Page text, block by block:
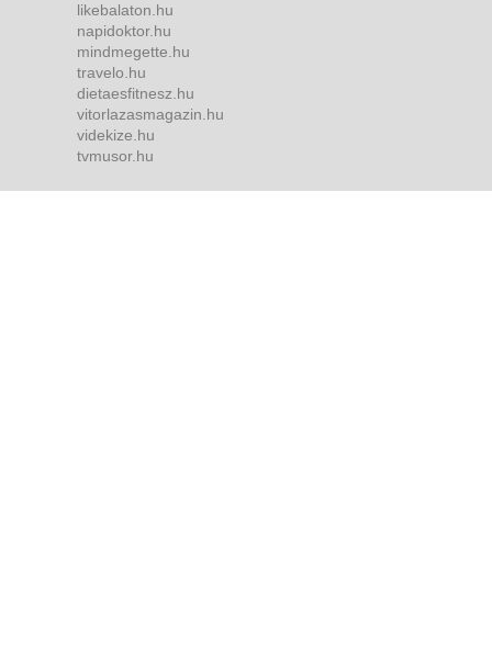
likebalaton.hu
napidoktor.hu
mindmegette.hu
travelo.hu
dietaesfitnesz.hu
vitorlazasmagazin.hu
videkize.hu
tvmusor.hu